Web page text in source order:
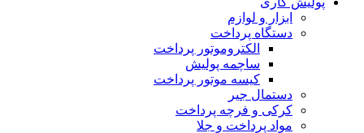
ابزار و لوازم
دستگاه پرداخت
الکتروموتور پرداخت
ساچمه پولیش
کیسه موتور پرداخت
دستمال جیر
کرکی و فرچه پرداخت
مواد پرداخت و جلا